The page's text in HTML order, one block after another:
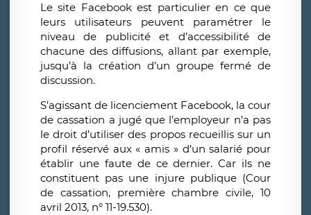
Le site Facebook est particulier en ce que
leurs utilisateurs peuvent paramétrer le
niveau de publicité et d’accessibilité de
chacune des diffusions, allant par exemple,
jusqu’à la création d’un groupe fermé de
discussion.
S’agissant de licenciement Facebook, la cour
de cassation a jugé que l’employeur n’a pas
le droit d’utiliser des propos recueillis sur un
profil réservé aux « amis » d’un salarié pour
établir une faute de ce dernier. Car ils ne
constituent pas une injure publique (Cour
de cassation, première chambre civile, 10
avril 2013, n° 11-19.530).